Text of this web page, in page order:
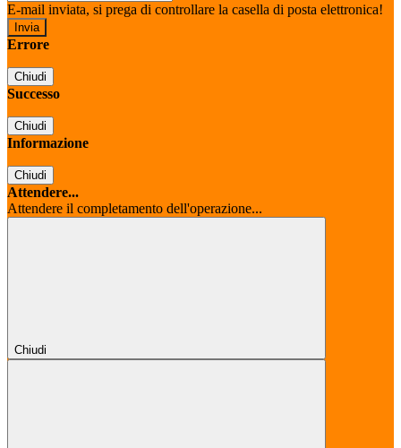
E-mail inviata, si prega di controllare la casella di posta elettronica!
Errore
Chiudi
Successo
Chiudi
Informazione
Chiudi
Attendere...
Attendere il completamento dell'operazione...
Chiudi